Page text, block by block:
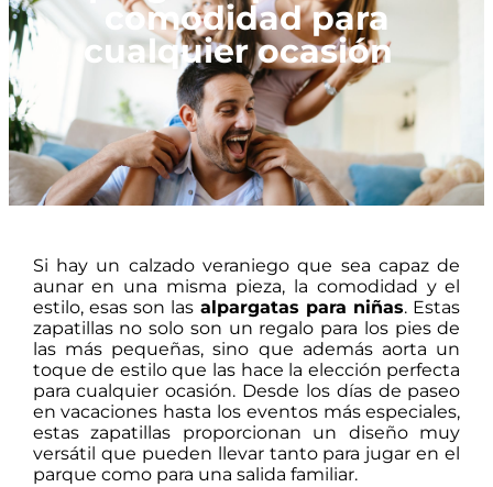
comodidad para
cualquier ocasión
Si hay un calzado veraniego que sea capaz de
aunar en una misma pieza, la comodidad y el
estilo, esas son las alpargatas para niñas. Estas
zapatillas no solo son un regalo para los pies de
las más pequeñas, sino que además aorta un
toque de estilo que las hace la elección perfecta
para cualquier ocasión. Desde los días de paseo
en vacaciones hasta los eventos más especiales,
estas zapatillas proporcionan un diseño muy
versátil que pueden llevar tanto para jugar en el
parque como para una salida familiar.